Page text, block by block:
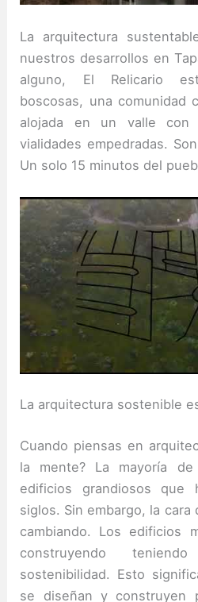
La arquitectura
nuestros desarrollos en
alguno, El Relicario
boscosas, una comunidad
alojada en un valle con
vialidades empedradas.
Un solo 15 minutos del
La arquitectura sostenible
Cuando piensas en
la mente? La mayoría
edificios grandiosos que
siglos. Sin embargo, la
cambiando. Los edificios
construyendo
sostenibilidad. Esto
se diseñan y construyen